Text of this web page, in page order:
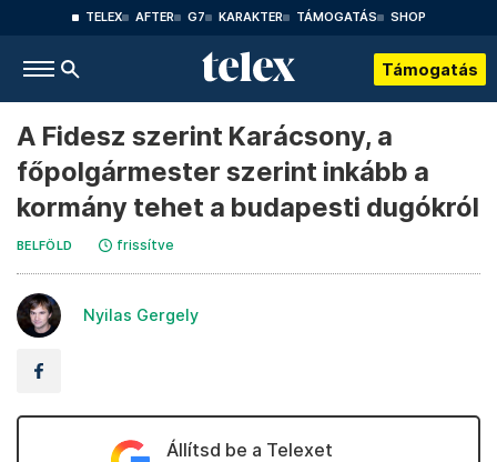
TELEX AFTER G7 KARAKTER TÁMOGATÁS SHOP
Támogatás
A Fidesz szerint Karácsony, a
főpolgármester szerint inkább a
kormány tehet a budapesti dugókról
BELFÖLD frissítve
Nyilas Gergely
Állítsd be a Telexet